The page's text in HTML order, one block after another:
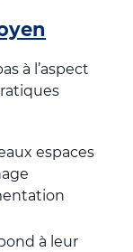
à l’aspect
espaces
à leur